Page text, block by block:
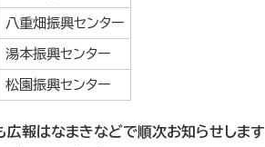
八重畑振興センター
湯本振興センター
松園振興センター
報はなまきなどで順次お知らせします